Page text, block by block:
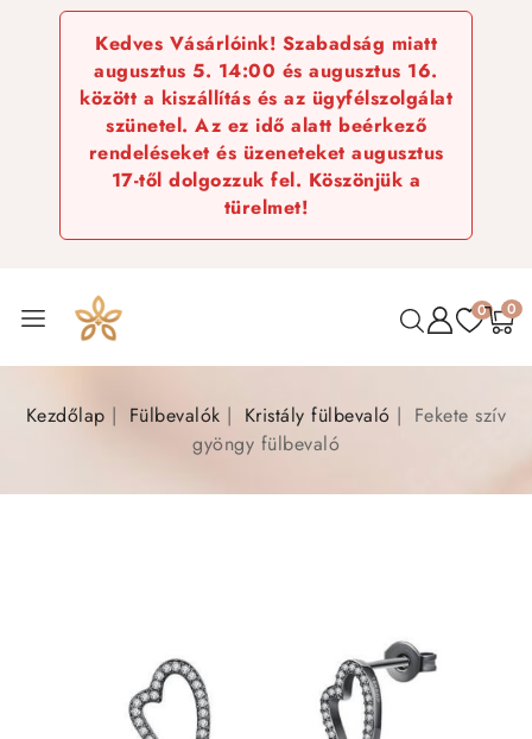
Kedves Vásárlóink! Szabadság miatt
augusztus 5. 14:00 és augusztus 16.
között a kiszállítás és az ügyfélszolgálat
szünetel. Az ez idő alatt beérkező
rendeléseket és üzeneteket augusztus
17-től dolgozzuk fel. Köszönjük a
türelmet!
0 0
Kezdőlap Fülbevalók Kristály fülbevaló
Fekete szív
gyöngy fülbevaló